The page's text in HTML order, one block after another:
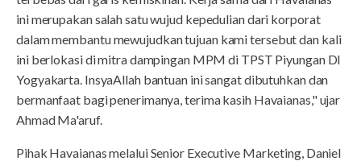
ini merupakan salah satu wujud kepedulian dari korporat
dalam membantu mewujudkan tujuan kami tersebut dan kali
ini berlokasi di mitra dampingan MPM di TPST Piyungan DI
Yogyakarta. InsyaAllah bantuan ini sangat dibutuhkan dan
bermanfaat bagi penerimanya, terima kasih Havaianas," ujar
Ahmad Ma'aruf.
Pihak Havaianas melalui Senior Executive Marketing, Daniel